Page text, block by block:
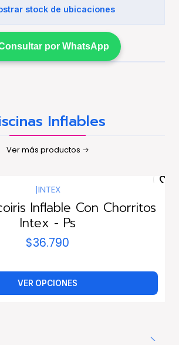
stock de ubicaciones
por WhatsApp
Inflables
Ver más productos
|INTEX
Inflable Con Chorritos
Intex - Ps
$36.790
VER OPCIONES